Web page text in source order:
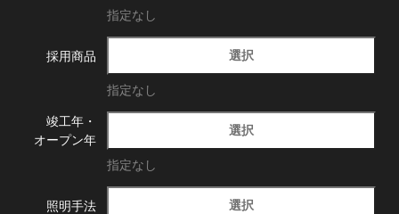
指定なし
採用商品 選択
指定なし
竣工年・
オープン年
選択
指定なし
照明手法 選択